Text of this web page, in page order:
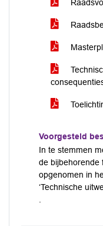
Voorgesteld
In te stemmen
de bijbehorende
opgenomen in
‘Technische